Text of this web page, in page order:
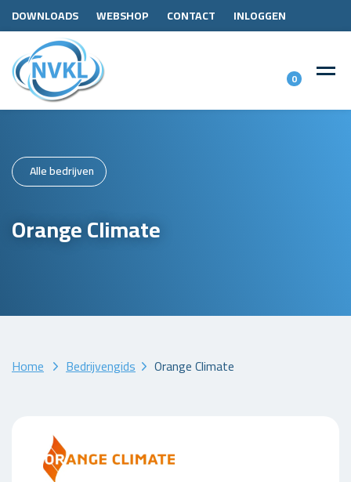
DOWNLOADS WEBSHOP CONTACT INLOGGEN
0
Alle bedrijven
Orange Climate
Home Bedrijvengids Orange Climate